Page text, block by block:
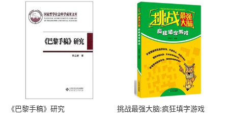
《巴黎手稿》研究 挑战最强大脑:疯狂填字游戏